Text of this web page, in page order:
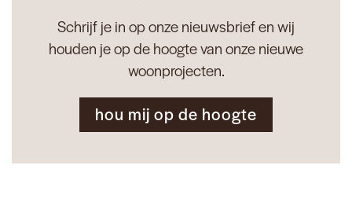
Schrijf je in op onze nieuwsbrief en wij
houden je op de hoogte van onze nieuwe
woonprojecten.
hou mij op de hoogte